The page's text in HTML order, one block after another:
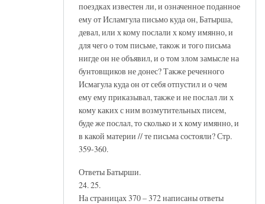
поездках известен ли, и означенное поданное
ему от Исламгула письмо куда он, Батырша,
девал, или х кому послали х кому имянно, и
для чего о том письме, також и того письма
нигде он не объявил, и о том злом замысле на
бунтовщиков не донес? Также реченного
Исмагула куда он от себя отпустил и о чем
ему ему приказывал, также и не послал ли х
кому каких с ним возмутительных писем,
буде же послал, то сколько и х кому имянно, и
в какой материи // те письма состояли? Стр.
359-360.
Ответы Батырши.
24. 25.
На страницах 370 – 372 написаны ответы